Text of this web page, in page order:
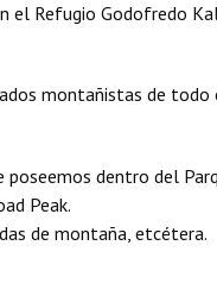
el Refugio Godofredo
montañistas de
dentro del
Peak.
de montaña, etcétera.